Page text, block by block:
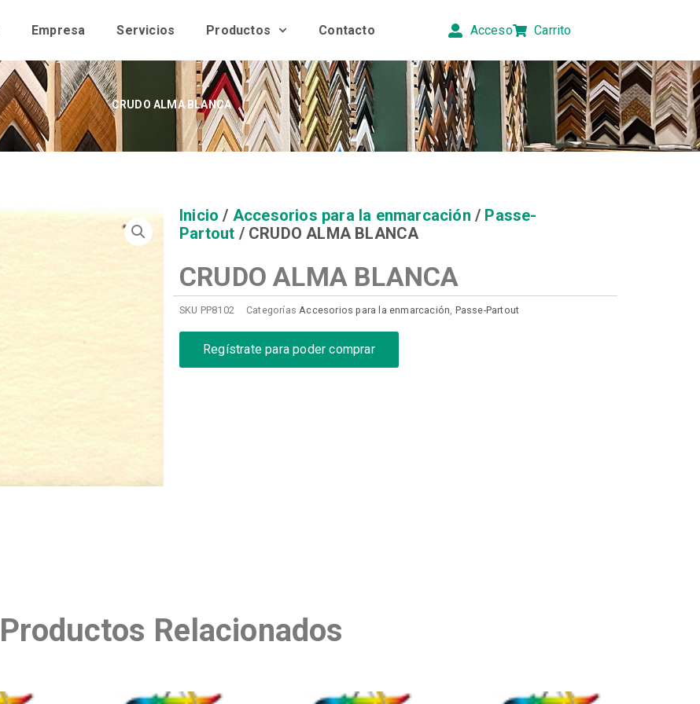
Empresa Servicios Productos Contacto Acceso Carrito
CRUDO ALMA BLANCA
Inicio / Accesorios para la enmarcación / Passe-
Partout / CRUDO ALMA BLANCA
CRUDO ALMA BLANCA
SKU PP8102 Categorías Accesorios para la enmarcación, Passe-Partout
Regístrate para poder comprar
Productos Relacionados